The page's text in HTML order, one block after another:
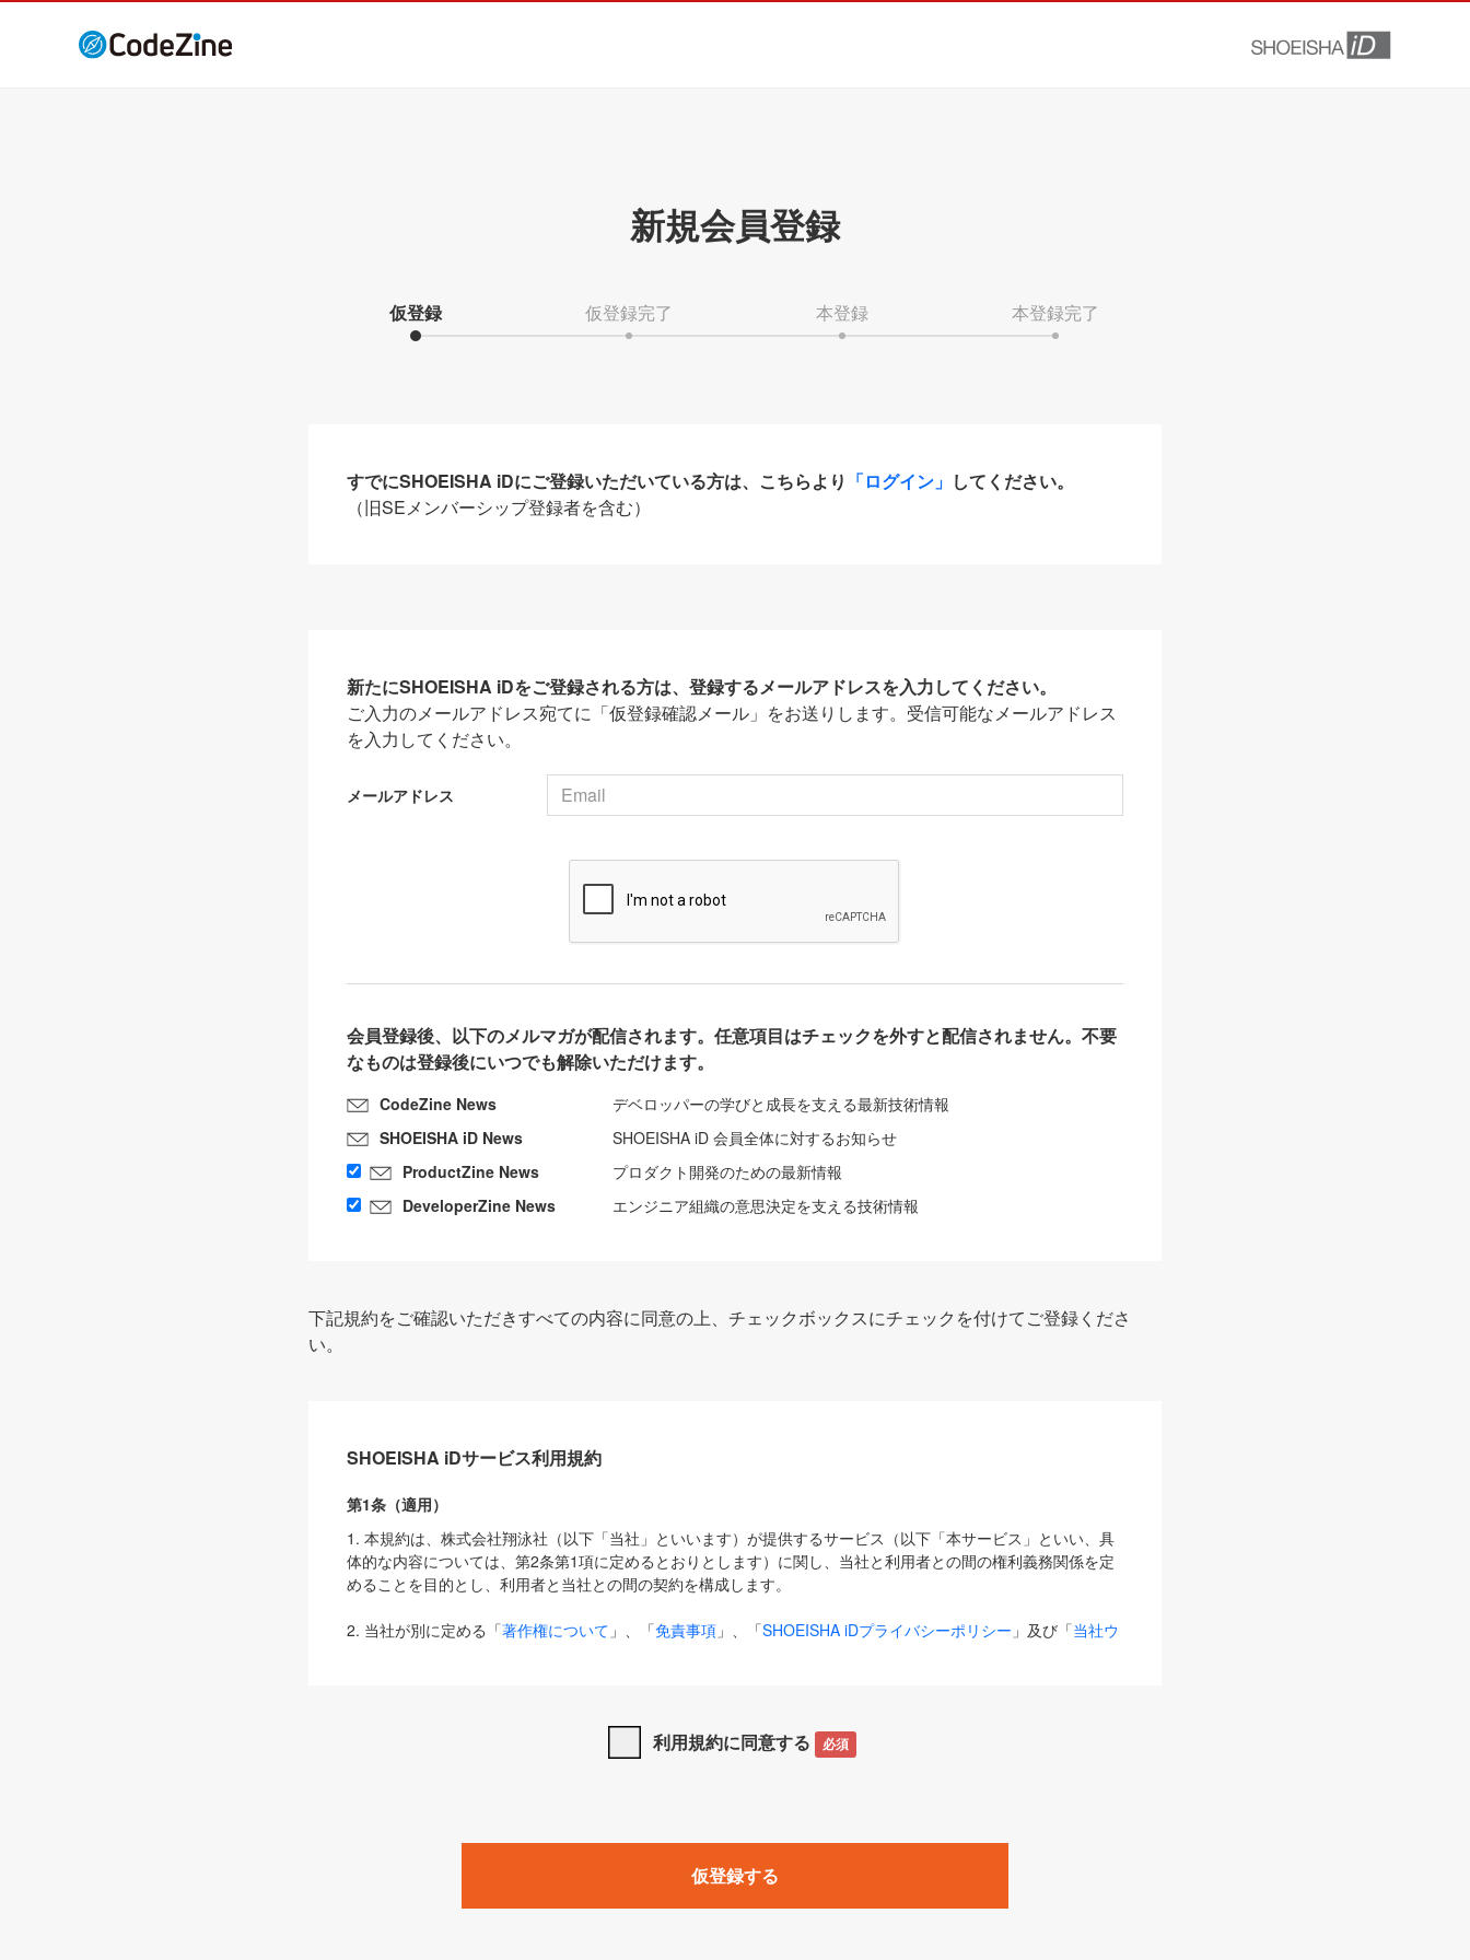
新規会員登録
仮登録 仮登録完了 本登録 本登録完了
すでにSHOEISHA iDにご登録いただいている方は、こちらより 「ログイン」 してください。
（旧SEメンバーシップ登録者を含む）
新たにSHOEISHA iDをご登録される方は、登録するメールアドレスを入力してください。
ご入力のメールアドレス宛てに「仮登録確認メール」をお送りします。受信可能なメールアドレス
を入力してください。
メールアドレス
会員登録後、以下のメルマガが配信されます。任意項目はチェックを外すと配信されません。不要
なものは登録後にいつでも解除いただけます。
CodeZine News
デベロッパーの学びと成長を支える最新技術情報
SHOEISHA iD News
SHOEISHA iD 会員全体に対するお知らせ
ProductZine News
プロダクト開発のための最新情報
DeveloperZine News
エンジニア組織の意思決定を支える技術情報
下記規約をご確認いただきすべての内容に同意の上、チェックボックスにチェックを付けてご登録くださ
い。
SHOEISHA iDサービス利用規約
第1条（適用）
1. 本規約は、株式会社翔泳社（以下「当社」といいます）が提供するサービス（以下「本サービス」といい、具
体的な内容については、第2条第1項に定めるとおりとします）に関し、当社と利用者との間の権利義務関係を定
めることを目的とし、利用者と当社との間の契約を構成します。
2. 当社が別に定める「著作権について 」、「免責事項 」、「SHOEISHA iDプライバシーポリシー 」及び「当社ウ
は、本規約の規定が優先して適用されるものとします。
1. 「本サービス」とは、当社が提供する以下のサービス（名称や内容が変更された場合、変更後のサービスを含
みます）及びこれらサービスに関連して当社が実施するイベントやキャンペーンをいいます。
「SEBook」「SEShop」「CodeZine」「MarkeZine」「EnterpriseZine」「ECzine」「Biz/Zine」「HRzine」
利用規約に同意する 必須
仮登録する